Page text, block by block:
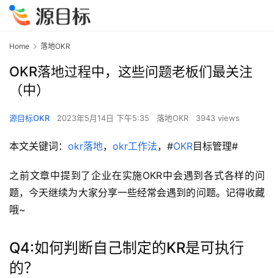
Home 落地OKR
OKR落地过程中，这些问题老板们最关注
（中）
源目标OKR 2023年5月14日 下午5:35 落地OKR 3943 views
本文关键词： okr落地， okr工作法，#OKR目标管理#
之前文章中提到了企业在实施OKR中会遇到各式各样的问
题，今天继续为大家分享一些经常会遇到的问题。记得收藏
哦~
Q4:如何判断自己制定的KR是可执行
的？